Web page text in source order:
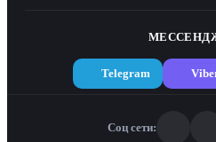
Telegram
Соц сети: